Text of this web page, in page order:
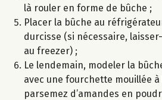
là rouler en forme de bûche ;
Placer la bûche au
durcisse (si nécessaire,
au freezer) ;
Le lendemain, modeler la
avec une fourchette mouillée à
parsemez d’amandes en